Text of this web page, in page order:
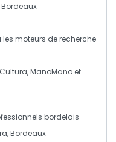
les moteurs de recherche
ManoMano et
bordelais
, Bordeaux